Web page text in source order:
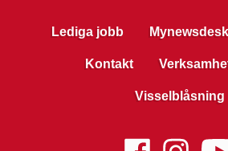
Lediga jobb Mynewsdesk
Kontakt
Visselblåsning